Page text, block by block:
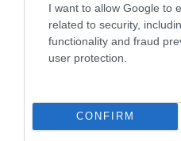
I want to allow Google to
related to security,
functionality and fraud
user protection.
CONFIRM